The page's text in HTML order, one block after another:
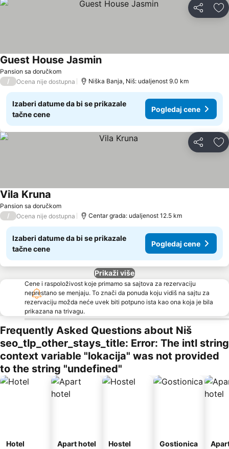
Deli
Pansion sa doručkom
Guest House JasminPogledaj cene
/ Ocena nije dostupna Niška Banja, Niš: udaljenost 9.0 km
Izaberi datume da bi se prikazale
tačne cene
Pogledaj cene
Deli
Pansion sa doručkom
Vila Kruna
/ Ocena nije dostupna Centar grada: udaljenost 12.5 km
Izaberi datume da bi se prikazale
tačne cene
Pogledaj cene
Prikaži više
Cene i raspoloživost koje primamo sa sajtova za rezervaciju
neprestano se menjaju. To znači da ponuda koju vidiš na sajtu za
rezervaciju možda neće uvek biti potpuno ista kao ona koja je bila
prikazana na trivagu.
Frequently Asked Questions about Niš
seo_tlp_other_stays_title: Error: The intl string
context variable "lokacija" was not provided
to the string "undefined"
Hotel Apart hotel Hostel Gostionica